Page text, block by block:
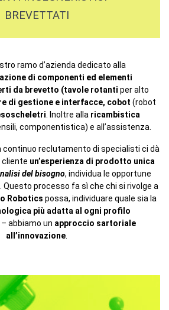
BREVETTATI
ramo d’azienda dedicato alla
di componenti ed elementi
da brevetto (tavole rotanti per alto
di gestione e interfacce, cobot (robot
. Inoltre alla ricambistica
componentistica) e all’assistenza.
continuo reclutamento di specialisti ci dà
cliente un’esperienza di prodotto unica
del bisogno, individua le opportune
processo fa sì che chi si rivolge a
Robotics possa, individuare quale sia la
più adatta al ogni profilo
abbiamo un approccio sartoriale
all’innovazione